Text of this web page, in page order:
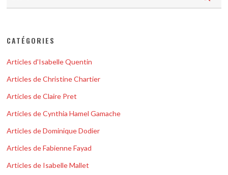
CATÉGORIES
Articles d'Isabelle Quentin
Articles de Christine Chartier
Articles de Claire Pret
Articles de Cynthia Hamel Gamache
Articles de Dominique Dodier
Articles de Fabienne Fayad
Articles de Isabelle Mallet